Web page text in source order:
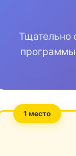
Тщательно
программы
1 место